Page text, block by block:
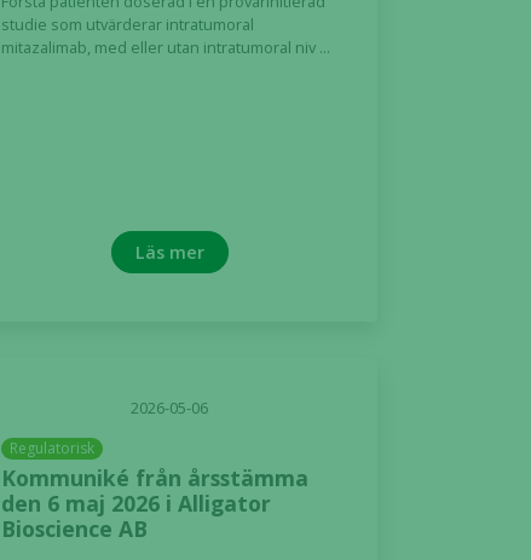
studie som utvärderar intratumoral
mitazalimab, med eller utan intratumoral niv ...
Läs mer
2026-05-06
Regulatorisk
Kommuniké från årsstämma
den 6 maj 2026 i Alligator
Bioscience AB